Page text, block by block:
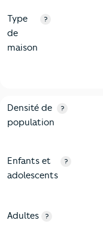
Type
de
maison
?
2-Habitants
Critères Basse-Terre
Densité de
population
?
Enfants et
adolescents
?
Adultes ?